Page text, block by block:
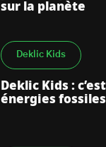
sur la planète
Deklic Kids
Deklic Kids :
énergies fossiles